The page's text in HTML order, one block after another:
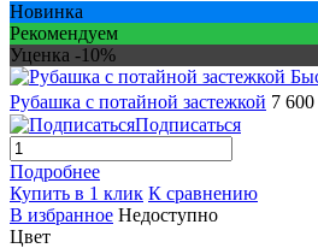
Новинка
Рекомендуем
Уценка -10%
Рубашка с потайной застежкой 7
Подписаться
Подробнее
Купить в 1 клик К сравнению
В избранное Недоступно
Цвет